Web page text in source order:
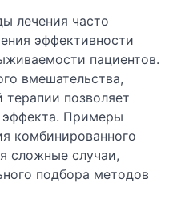
лечения часто
эффективности
пациентов.
вмешательства,
позволяет
эффекта. Примеры
комбинированного
сложные случаи,
подбора методов